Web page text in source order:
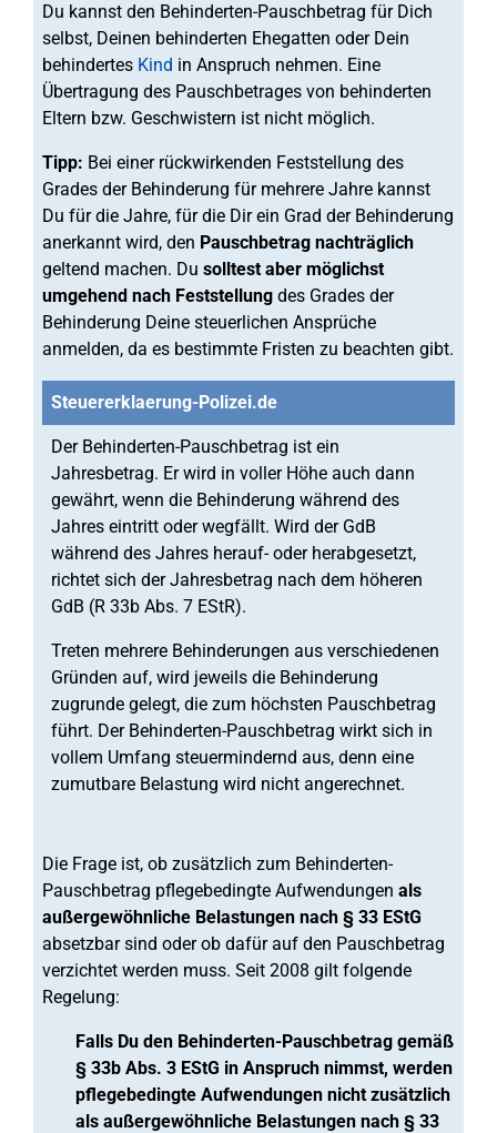
Du kannst den Behinderten-Pauschbetrag für Dich
selbst, Deinen behinderten Ehegatten oder Dein
behindertes Kind in Anspruch nehmen. Eine
Übertragung des Pauschbetrages von behinderten
Eltern bzw. Geschwistern ist nicht möglich.
Tipp: Bei einer rückwirkenden Feststellung des
Grades der Behinderung für mehrere Jahre kannst
Du für die Jahre, für die Dir ein Grad der Behinderung
anerkannt wird, den Pauschbetrag nachträglich
geltend machen. Du solltest aber möglichst
umgehend nach Feststellung des Grades der
Behinderung Deine steuerlichen Ansprüche
anmelden, da es bestimmte Fristen zu beachten gibt.
Steuererklaerung-Polizei.de
Der Behinderten-Pauschbetrag ist ein
Jahresbetrag. Er wird in voller Höhe auch dann
gewährt, wenn die Behinderung während des
Jahres eintritt oder wegfällt. Wird der GdB
während des Jahres herauf- oder herabgesetzt,
richtet sich der Jahresbetrag nach dem höheren
GdB (R 33b Abs. 7 EStR).
Treten mehrere Behinderungen aus verschiedenen
Gründen auf, wird jeweils die Behinderung
zugrunde gelegt, die zum höchsten Pauschbetrag
führt. Der Behinderten-Pauschbetrag wirkt sich in
vollem Umfang steuermindernd aus, denn eine
zumutbare Belastung wird nicht angerechnet.
Die Frage ist, ob zusätzlich zum Behinderten-
Pauschbetrag pflegebedingte Aufwendungen als
außergewöhnliche Belastungen nach § 33 EStG
absetzbar sind oder ob dafür auf den Pauschbetrag
verzichtet werden muss. Seit 2008 gilt folgende
Regelung:
Falls Du den Behinderten-Pauschbetrag gemäß
§ 33b Abs. 3 EStG in Anspruch nimmst, werden
pflegebedingte Aufwendungen nicht zusätzlich
als außergewöhnliche Belastungen nach § 33